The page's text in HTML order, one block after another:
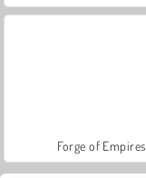
Forge of Empires